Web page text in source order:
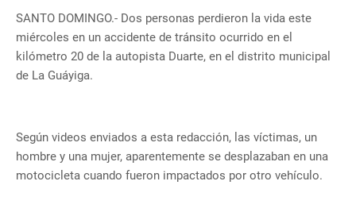
SANTO DOMINGO.- Dos personas perdieron la vida este
miércoles en un accidente de tránsito ocurrido en el
kilómetro 20 de la autopista Duarte, en el distrito municipal
de La Guáyiga.
Según videos enviados a esta redacción, las víctimas, un
hombre y una mujer, aparentemente se desplazaban en una
motocicleta cuando fueron impactados por otro vehículo.